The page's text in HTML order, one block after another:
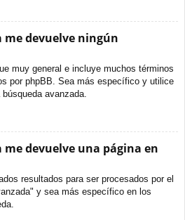
me devuelve ningún
muy general e incluye muchos términos
por phpBB. Sea más específico y utilice
avanzada.
me devuelve una página en
resultados para ser procesados por el
y sea más específico en los